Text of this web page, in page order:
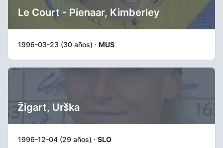
Le Court - Pienaar, Kimberley
1996-03-23 (30 años) · MUS
Žigart, Urška
1996-12-04 (29 años) · SLO